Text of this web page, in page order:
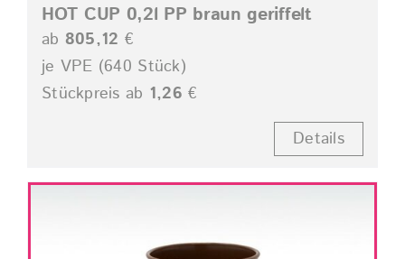
HOT CUP 0,2l PP braun geriffelt
ab 805,12 €
je VPE (640 Stück)
Stückpreis ab 1,26 €
Details